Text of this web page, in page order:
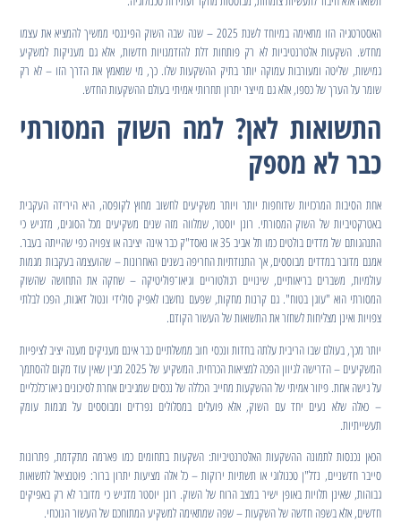
האסטרטגיה הזו מתאימה במיוחד לשנת 2025 – שנה שבה השוק הפיננסי ממשיך להמציא את עצמו
מחדש. השקעות אלטרנטיביות לא רק פותחות דלת להזדמנויות חדשות, אלא גם מעניקות למשקיע
גמישות, שליטה ומעורבות עמוקה יותר בתיק ההשקעות שלו. כך, מי שמאמץ את הדרך הזו – לא רק
שומר על הערך של כספו, אלא גם מייצר יתרון תחרותי אמיתי בעולם ההשקעות החדש.
התשואות לאן? למה השוק המסורתי
כבר לא מספק
אחת הסיבות המרכזיות שדוחפות יותר ויותר משקיעים לחשוב מחוץ לקופסה, היא הירידה העקבית
באטרקטיביות של השוק המסורתי. רונן יוסטר, שמלווה מזה שנים משקיעים מכל הסוגים, מדגיש כי
התנהגותם של מדדים בולטים כמו תל אביב 35 או נאסד"ק כבר אינה יציבה או צפויה כפי שהייתה בעבר.
אמנם מדובר במדדים מבוססים, אך התנודתיות החריפה בשנים האחרונות – שהועצמה בעקבות מגמות
עולמיות, משברים בריאותיים, שינויים רגולטוריים וגיאו־פוליטיקה – שחקה את התחושה שהשוק
המסורתי הוא "עוגן בטוח". גם קרנות מחקות, שפעם נחשבו לאפיק סולידי ונטול דאגות, הפכו לבלתי
צפויות ואינן מצליחות לשחזר את התשואות של העשור הקודם.
יותר מכך, בעולם שבו הריבית עלתה בחדות ונכסי חוב ממשלתיים כבר אינם מעניקים מענה יציב לציפיות
המשקיעים – הדרישה לגיוון הפכה למציאות הכרחית. המשקיע של 2025 מבין שאין עוד מקום להסתמך
על גישה אחת. פיזור אמיתי של ההשקעות מחייב הכללה של נכסים שמגיבים אחרת לסיכונים גיאו־כלכליים
– כאלה שלא נעים יחד עם השוק, אלא פועלים במסלולים נפרדים ומבוססים על מגמות עומק
תעשייתיות.
הכאן נכנסות לתמונה ההשקעות האלטרנטיביות: השקעות בתחומים כמו פארמה מתקדמת, פתרונות
סייבר חדשניים, נדל"ן טכנולוגי או תשתיות ירוקות – כל אלה מציעות יתרון ברור: פוטנציאל לתשואות
גבוהות, שאינן תלויות באופן ישיר במצב הרוח של השוק. רונן יוסטר מדגיש כי מדובר לא רק באפיקים
חדשים, אלא בשפה חדשה של השקעות – שפה שמתאימה למשקיע המתוחכם של העשור הנוכחי.